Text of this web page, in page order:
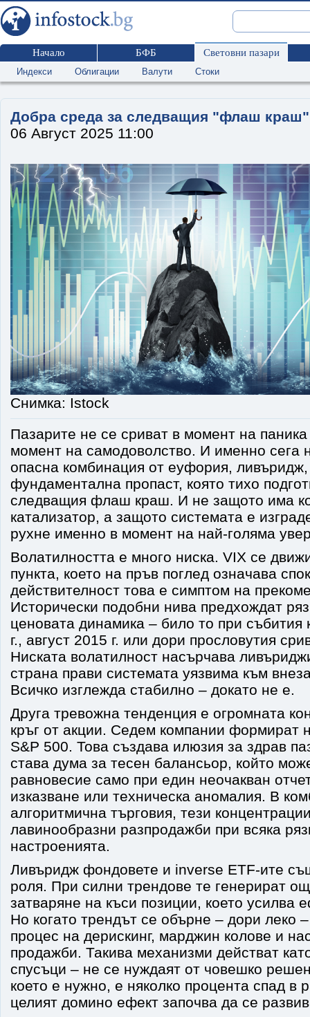
Начало БФБ Световни пазари
Индекси Облигации Валути Стоки
Добра среда за следващия "флаш
06 Август 2025 11:00
Снимка: Istock
Пазарите не се сриват в момент на
момент на самодоволство. И именно сега
опасна комбинация от еуфория,
фундаментална пропаст, която тихо
следващия флаш краш. И не защото има
катализатор, а защото системата е
рухне именно в момент на най-голяма
Волатилността е много ниска. VIX се
пункта, което на пръв поглед означава
действителност това е симптом на
Исторически подобни нива предхождат
ценовата динамика – било то при събития
г., август 2015 г. или дори прословутия
Ниската волатилност насърчава
страна прави системата уязвима към
Всичко изглежда стабилно – докато не е.
Друга тревожна тенденция е огромната
кръг от акции. Седем компании формират
S&P 500. Това създава илюзия за здрав
става дума за тесен балансьор, който
равновесие само при един неочакван
изказване или техническа аномалия. В
алгоритмична търговия, тези
лавинообразни разпродажби при всяка
настроенията.
Ливъридж фондовете и inverse ETF-ите
роля. При силни трендове те генерират
затваряне на къси позиции, което усилва
Но когато трендът се обърне – дори леко
процес на дерискинг, марджин колове и
продажби. Такива механизми действат
спусъци – не се нуждаят от човешко
което е нужно, е няколко процента спад в
целият домино ефект започва да се